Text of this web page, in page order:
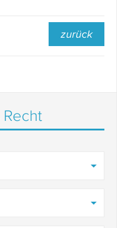
zurück
Recht